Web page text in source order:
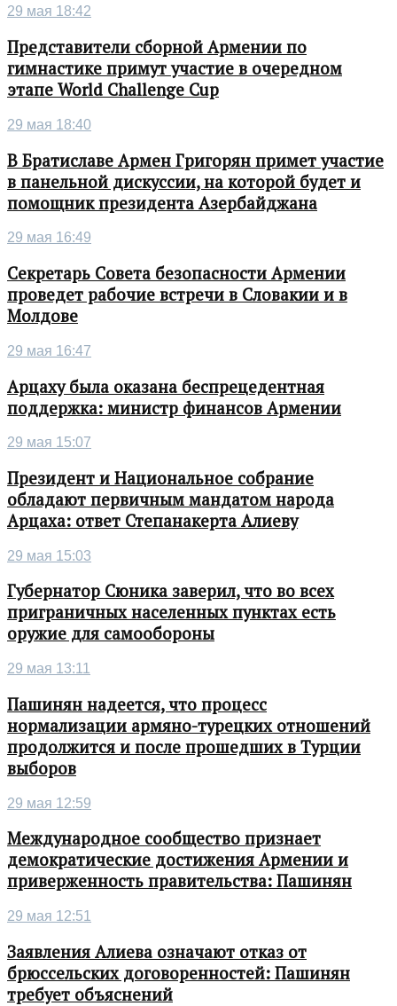
29 мая 18:42
Представители сборной Армении по
гимнастике примут участие в очередном
этапе World Challenge Cup
29 мая 18:40
В Братиславе Армен Григорян примет участие
в панельной дискуссии, на которой будет и
помощник президента Азербайджана
29 мая 16:49
Секретарь Совета безопасности Армении
проведет рабочие встречи в Словакии и в
Молдове
29 мая 16:47
Арцаху была оказана беспрецедентная
поддержка: министр финансов Армении
29 мая 15:07
Президент и Национальное собрание
обладают первичным мандатом народа
Арцаха: ответ Степанакерта Алиеву
29 мая 15:03
Губернатор Сюника заверил, что во всех
приграничных населенных пунктах есть
оружие для самообороны
29 мая 13:11
Пашинян надеется, что процесс
нормализации армяно-турецких отношений
продолжится и после прошедших в Турции
выборов
29 мая 12:59
Международное сообщество признает
демократические достижения Армении и
приверженность правительства: Пашинян
29 мая 12:51
Заявления Алиева означают отказ от
брюссельских договоренностей: Пашинян
требует объяснений